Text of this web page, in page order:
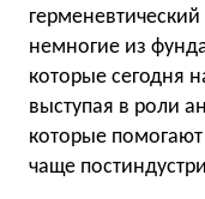
немногие из
которые сегодня
выступая в роли
которые
чаще